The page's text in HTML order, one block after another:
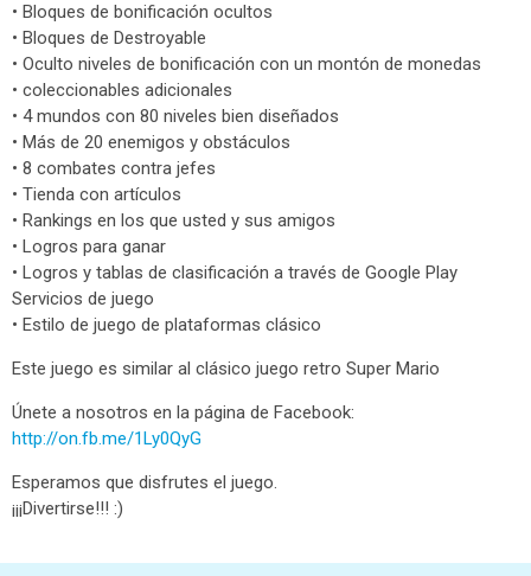
• Bloques de bonificación ocultos
• Bloques de Destroyable
• Oculto niveles de bonificación con un montón de monedas
• coleccionables adicionales
• 4 mundos con 80 niveles bien diseñados
• Más de 20 enemigos y obstáculos
• 8 combates contra jefes
• Tienda con artículos
• Rankings en los que usted y sus amigos
• Logros para ganar
• Logros y tablas de clasificación a través de Google Play
Servicios de juego
• Estilo de juego de plataformas clásico
Este juego es similar al clásico juego retro Super Mario
Únete a nosotros en la página de Facebook:
http://on.fb.me/1Ly0QyG
Esperamos que disfrutes el juego.
¡¡¡Divertirse!!! :)